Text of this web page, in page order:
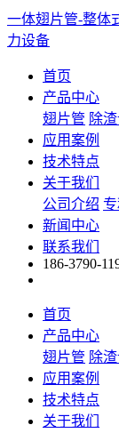
一体翅片管-整体
力设备
首页
产品中心
翅片管 除
应用案例
技术特点
关于我们
公司介绍
新闻中心
联系我们
186-3790-
首页
产品中心
翅片管 除
应用案例
技术特点
关于我们